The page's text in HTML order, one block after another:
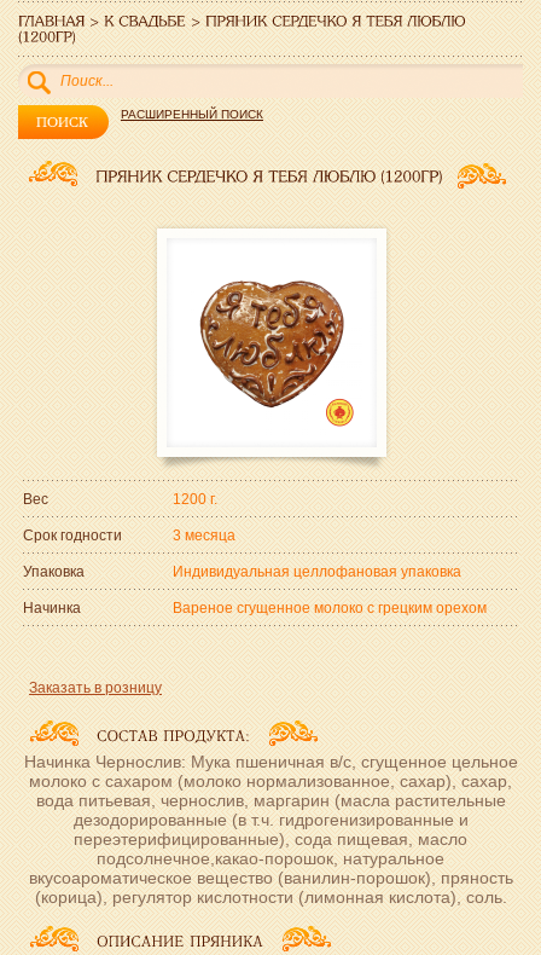
РАСШИРЕННЫЙ ПОИСК
Вес 1200 г.
Срок годности 3 месяца
Упаковка Индивидуальная целлофановая упаковка
Начинка Вареное сгущенное молоко с грецким орехом
Заказать в розницу
Начинка Чернослив: Мука пшеничная в/с, сгущенное цельное
молоко с сахаром (молоко нормализованное, сахар), сахар,
вода питьевая, чернослив, маргарин (масла растительные
дезодорированные (в т.ч. гидрогенизированные и
переэтерифицированные), сода пищевая, масло
подсолнечное,какао-порошок, натуральное
вкусоароматическое вещество (ванилин-порошок), пряность
(корица), регулятор кислотности (лимонная кислота), соль.